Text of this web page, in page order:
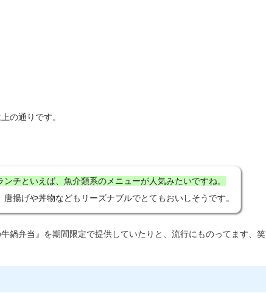
の通りです。
ンチといえば、魚介類系のメニューが人気みたいですね。
唐揚げや丼物などもリーズナブルでとてもおいしそうです。
鍋弁当』を期間限定で提供していたりと、流行にものってます、笑